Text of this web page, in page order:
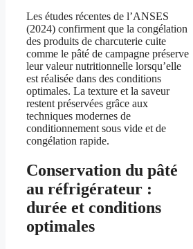
Les études récentes de l’ANSES
(2024) confirment que la congélation
des produits de charcuterie cuite
comme le pâté de campagne préserve
leur valeur nutritionnelle lorsqu’elle
est réalisée dans des conditions
optimales. La texture et la saveur
restent préservées grâce aux
techniques modernes de
conditionnement sous vide et de
congélation rapide.
Conservation du pâté
au réfrigérateur :
durée et conditions
optimales